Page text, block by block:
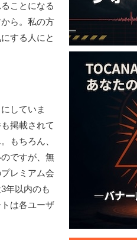
ことになる
ら。私の方
する人にと
していま
掲載されて
もちろん、
ですが、無
レミアム会
年以内のも
は各ユーザ